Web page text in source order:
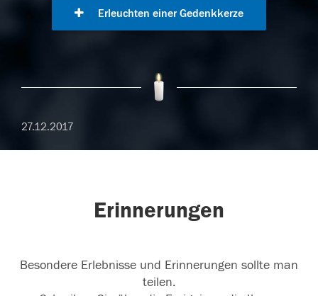
Erleuchten einer Gedenkkerze
27.12.2017
Erinnerungen
Besondere Erlebnisse und Erinnerungen sollte man
teilen.